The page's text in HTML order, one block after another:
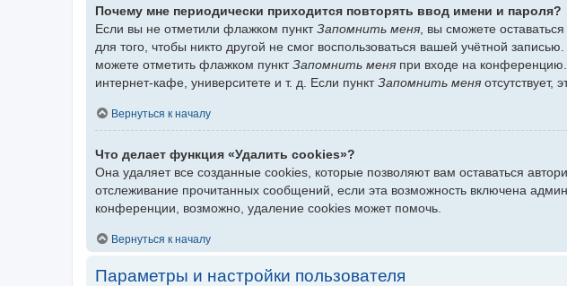
Почему мне периодически приходится повторять ввод имени и пароля?
Если вы не отметили флажком пунктЗапомнить меня , вы сможете
для того, чтобы никто другой не смог воспользоваться вашей учётной
можете отметить флажком пунктЗапомнить меня при входе на
интернет-кафе, университете и т. д. Если пунктЗапомнить меня отсутствует,
Вернуться к началу
Что делает функция «Удалить cookies»?
Она удаляет все созданные cookies, которые позволяют вам оставаться
отслеживание прочитанных сообщений, если эта возможность включена
конференции, возможно, удаление cookies может помочь.
Вернуться к началу
Параметры и настройки пользователя